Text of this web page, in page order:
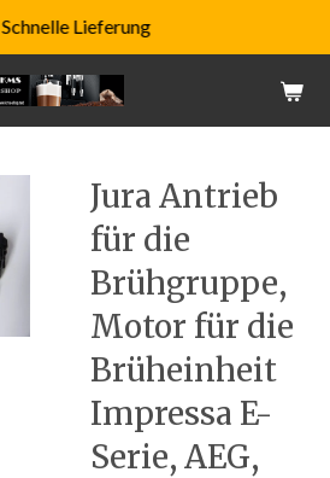
Schnelle Lieferung
Jura Antrieb
für die
Brühgruppe,
Motor für die
Brüheinheit
Impressa E-
Serie, AEG,